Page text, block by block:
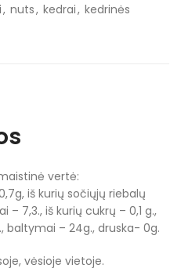
, nuts, kedrai, kedrinės
vertė:
iš kurių sočiųjų riebalų
– 7,3., iš kurių cukrų – 0,1 g.,
baltymai – 24g., druska- 0g.
vėsioje vietoje.